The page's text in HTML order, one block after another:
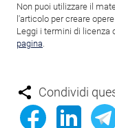
Non puoi utilizzare il
l'articolo per creare
Leggi i termini di licenza
pagina.
Condividi